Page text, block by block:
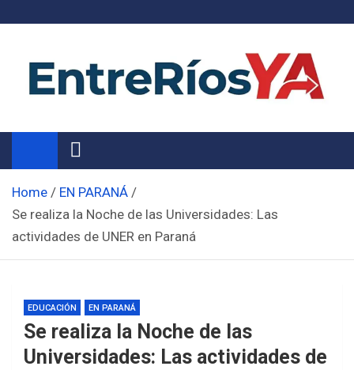
Noticias de Entre Ríos
Información de toda la provincia ahora
Home
EN PARANÁ
Se realiza la Noche de las Universidades: Las
actividades de UNER en Paraná
EDUCACIÓN EN PARANÁ
Se realiza la Noche de las
Universidades: Las actividades de